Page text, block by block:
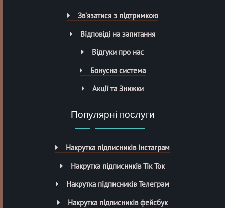
Зв’язатися з підтримкою
Відповіді на запитання
Відгуки про нас
Бонусна система
Акції та Знижки
Популярні послуги
Накрутка підписників інстаграм
Накрутка підписників Тік Ток
Накрутка підписників Телеграм
Накрутка підписників фейсбук